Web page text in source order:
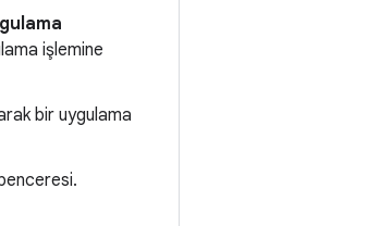
işlemine
bir uygulama